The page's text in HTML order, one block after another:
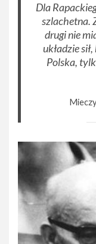
Dla
szlachetna.
drugi nie
układzie
Polska,